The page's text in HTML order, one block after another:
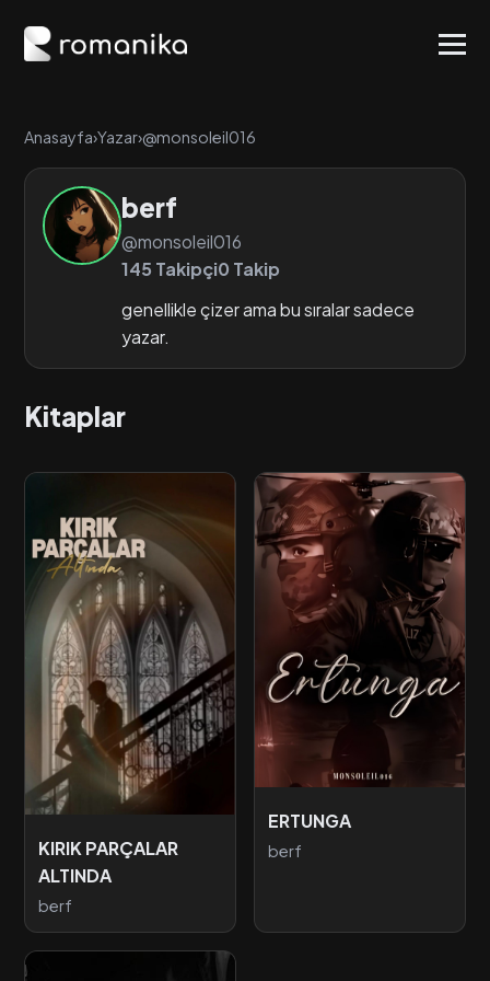
Anasayfa›Yazar›@monsoleil016
berf
@monsoleil016
145 Takipçi0 Takip
genellikle çizer ama bu sıralar sadece
yazar.
Kitaplar
KIRIK PARÇALAR
ALTINDA
berf
ERTUNGA
berf